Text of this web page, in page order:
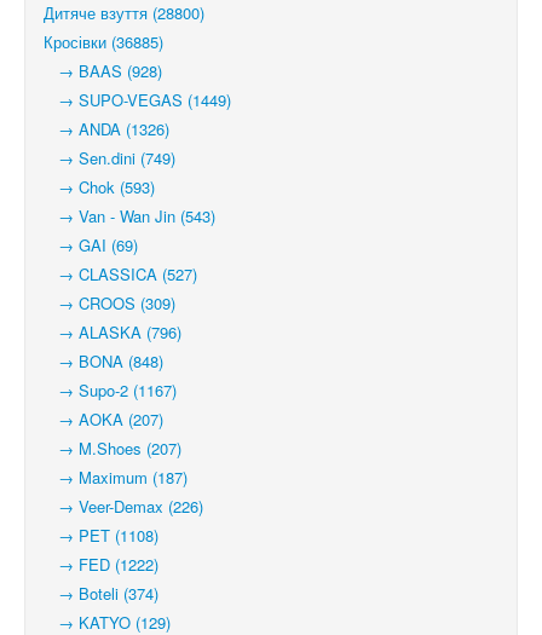
Дитяче взуття (28800)
Кросівки (36885)
→ BAAS (928)
→ SUPO-VEGAS (1449)
→ ANDA (1326)
→ Sen.dini (749)
→ Chok (593)
→ Van - Wan Jin (543)
→ GAI (69)
→ CLASSICA (527)
→ CROOS (309)
→ ALASKA (796)
→ BONA (848)
→ Supo-2 (1167)
→ AOKA (207)
→ M.Shoes (207)
→ Maximum (187)
→ Veer-Demax (226)
→ PET (1108)
→ FED (1222)
→ Boteli (374)
→ KATYO (129)